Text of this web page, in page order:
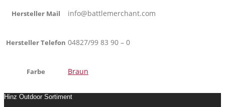
Hersteller Mail info@battlemerchant.com
Hersteller Telefon 04827/99 83 90 – 0
Farbe Braun
Hinz Outdoor Sortiment